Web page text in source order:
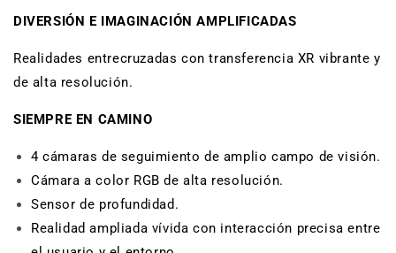
DIVERSIÓN E IMAGINACIÓN AMPLIFICADAS
Realidades entrecruzadas con transferencia XR vibrante y
de alta resolución.
SIEMPRE EN CAMINO
4 cámaras de seguimiento de amplio campo de visión.
Cámara a color RGB de alta resolución.
Sensor de profundidad.
Realidad ampliada vívida con interacción precisa entre